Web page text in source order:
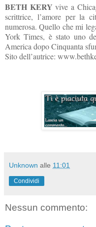
BETH KERY vive a
scrittrice, l’amore per la
numerosa. Quello che mi
York Times, è stato uno
America dopo Cinquanta
Sito dell’autrice:
Unknown alle 11:01
Condividi
Nessun commento: